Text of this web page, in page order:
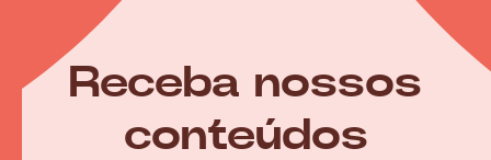
Receba nossos
conteúdos